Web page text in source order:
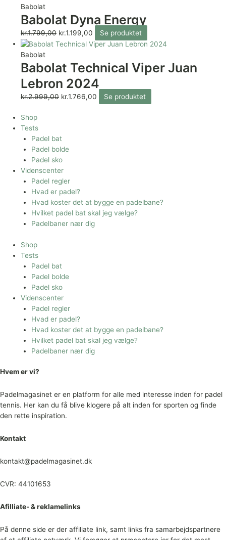
Babolat
Babolat Dyna Energy
kr.1.799,00 kr.1.199,00 Se produktet
Babolat
Babolat Technical Viper Juan
Lebron 2024
kr.2.999,00 kr.1.766,00 Se produktet
Shop
Tests
Padel bat
Padel bolde
Padel sko
Videnscenter
Padel regler
Hvad er padel?
Hvad koster det at bygge en padelbane?
Hvilket padel bat skal jeg vælge?
Padelbaner nær dig
Shop
Tests
Padel bat
Padel bolde
Padel sko
Videnscenter
Padel regler
Hvad er padel?
Hvad koster det at bygge en padelbane?
Hvilket padel bat skal jeg vælge?
Padelbaner nær dig
Hvem er vi?
Padelmagasinet er en platform for alle med interesse inden for padel
tennis. Her kan du få blive klogere på alt inden for sporten og finde
den rette inspiration.
Kontakt
kontakt@padelmagasinet.dk
CVR: 44101653
Afilliate- & reklamelinks
På denne side er der affiliate link, samt links fra samarbejdspartnere